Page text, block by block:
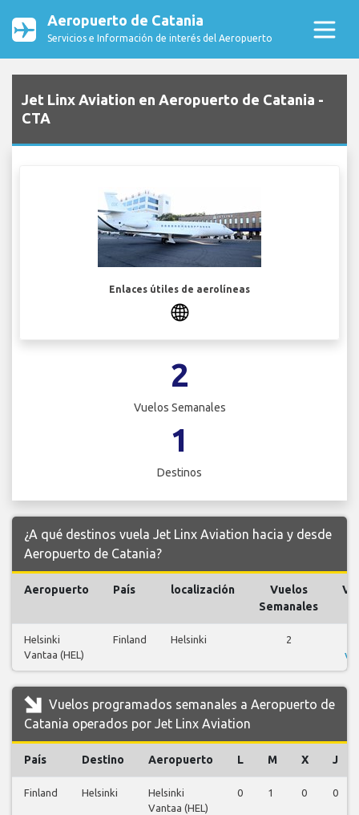
Aeropuerto de Catania
Servicios e Información de interés del Aeropuerto
Jet Linx Aviation en Aeropuerto de Catania -
CTA
Enlaces útiles de aerolíneas
2
Vuelos Semanales
1
Destinos
¿A qué destinos vuela Jet Linx Aviation hacia y desde
Aeropuerto de Catania?
Aeropuerto País localización
Vuelos
Semanales
Helsinki
Vantaa (HEL)
Finland Helsinki 2
Vuelos programados semanales a Aeropuerto de
Catania operados por Jet Linx Aviation
País Destino Aeropuerto L M X J
Finland Helsinki
Helsinki
Vantaa (HEL)
0 1 0 0